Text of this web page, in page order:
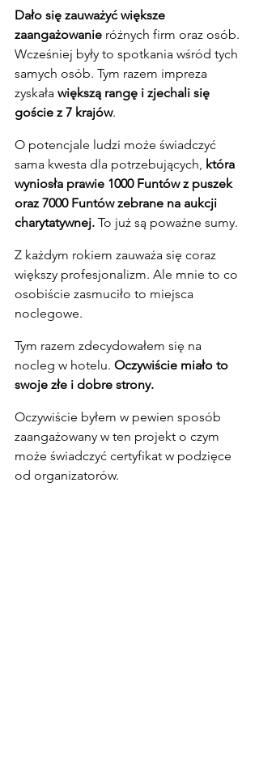
Dało się zauważyć większe
zaangażowanie różnych firm oraz osób.
Wcześniej były to spotkania wśród tych
samych osób. Tym razem impreza
zyskała większą rangę i zjechali się
goście z 7 krajów.
O potencjale ludzi może świadczyć
sama kwesta dla potrzebujących, która
wyniosła prawie 1000 Funtów z puszek
oraz 7000 Funtów zebrane na aukcji
charytatywnej. To już są poważne sumy.
Z każdym rokiem zauważa się coraz
większy profesjonalizm. Ale mnie to co
osobiście zasmuciło to miejsca
noclegowe.
Tym razem zdecydowałem się na
nocleg w hotelu. Oczywiście miało to
swoje złe i dobre strony.
Oczywiście byłem w pewien sposób
zaangażowany w ten projekt o czym
może świadczyć certyfikat w podzięce
od organizatorów.